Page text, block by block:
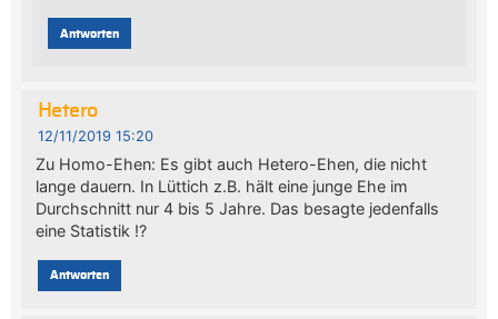
Antworten
Hetero
12/11/2019 15:20
Zu Homo-Ehen: Es gibt auch Hetero-Ehen, die nicht
lange dauern. In Lüttich z.B. hält eine junge Ehe im
Durchschnitt nur 4 bis 5 Jahre. Das besagte jedenfalls
eine Statistik !?
Antworten